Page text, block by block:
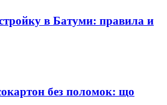
в Батуми: правила и
без поломок: що